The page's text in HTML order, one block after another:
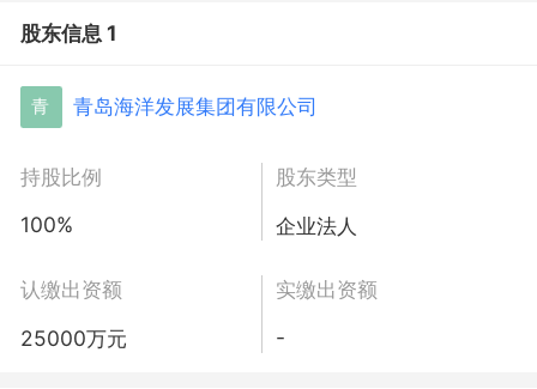
股东信息 1
青 青岛海洋发展集团有限公司
持股比例
100%
股东类型
企业法人
认缴出资额
25000万元
实缴出资额
-